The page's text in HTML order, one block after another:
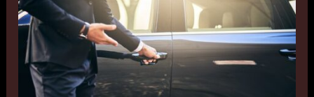
العقيلة
55179079